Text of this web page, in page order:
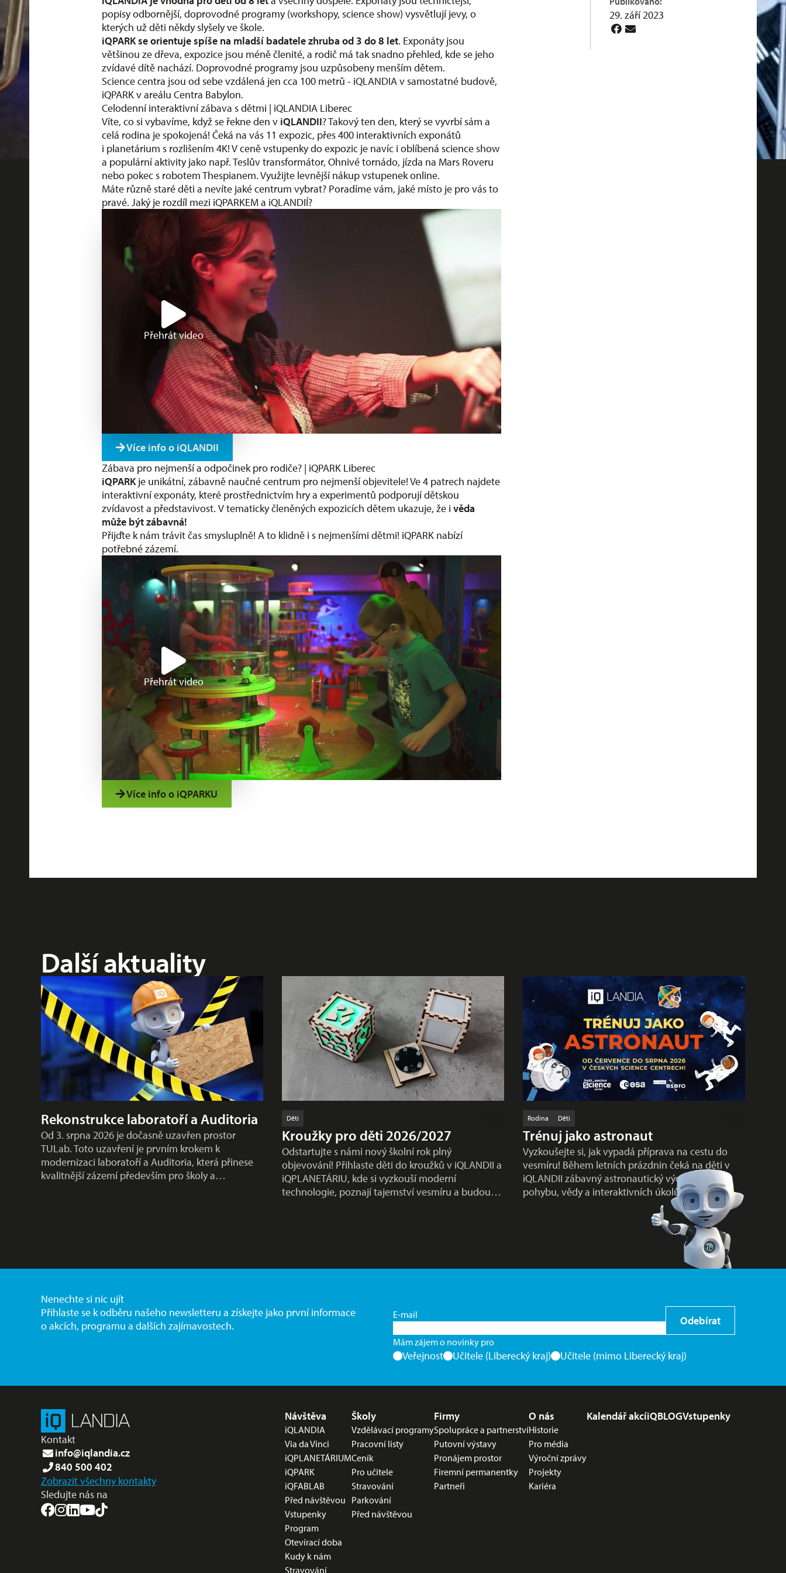
popisy odbornější, doprovodné programy (workshopy, science show) vysvětlují jevy, o
kterých už děti někdy slyšely ve škole.
iQPARK se orientuje spíše na mladší badatele zhruba od 3 do 8 let. Exponáty jsou
většinou ze dřeva, expozice jsou méně členité, a rodič má tak snadno přehled, kde se jeho
zvídavé dítě nachází. Doprovodné programy jsou uzpůsobeny menším dětem.
Science centra jsou od sebe vzdálená jen cca 100 metrů - iQLANDIA v samostatné budově,
iQPARK v areálu Centra Babylon.
Celodenní interaktivní zábava s dětmi | iQLANDIA Liberec
Víte, co si vybavíme, když se řekne den v iQLANDII? Takový ten den, který se vyvrbí sám a
celá rodina je spokojená! Čeká na vás 11 expozic, přes 400 interaktivních exponátů
i planetárium s rozlišením 4K! V ceně vstupenky do expozic je navíc i oblíbená science show
a populární aktivity jako např. Teslův transformátor, Ohnivé tornádo, jízda na Mars Roveru
nebo pokec s robotem Thespianem. Využijte levnější nákupvstupenek online.
Máte různě staré děti a nevíte jaké centrum vybrat? Poradíme vám, jaké místo je pro vás to
pravé. Jaký je rozdíl mezi iQPARKEM a iQLANDIÍ?
Přehrát video
Více info o iQLANDII
Zábava pro nejmenší a odpočinek pro rodiče? | iQPARK Liberec
iQPARKje unikátní, zábavně naučné centrum pro nejmenší objevitele! Ve 4 patrech najdete
interaktivní exponáty, které prostřednictvím hry a experimentů podporují dětskou
zvídavost a představivost. V tematicky členěných expozicích dětem ukazuje, že ivěda
může být zábavná!
Přijďte k nám trávit čas smysluplně! A to klidně i s nejmenšími dětmi! iQPARK nabízí
potřebné zázemí.
Přehrát video
Více info o iQPARKU
29. září 2023
Další aktuality
Rekonstrukce laboratoří a Auditoria
Od 3. srpna 2026 je dočasně uzavřen prostor
TULab. Toto uzavření je prvním krokem k
modernizaci laboratoří a Auditoria, která přinese
kvalitnější zázemí především pro školy a…
Děti
Kroužky pro děti 2026/2027
Odstartujte s námi nový školní rok plný
objevování! Přihlaste děti do kroužků v iQLANDII a
iQPLANETÁRIU, kde si vyzkouší moderní
technologie, poznají tajemství vesmíru a budou…
Rodina Děti
Trénuj jako astronaut
Vyzkoušejte si, jak vypadá příprava na cestu do
vesmíru! Během letních prázdnin čeká na děti v
iQLANDII zábavný astronautický výcvik plný
pohybu, vědy a interaktivních úkolů…
Nenechte si nic ujít
Přihlaste se k odběru našeho newsletteru a získejte jako první informace
o akcích, programu a dalších zajímavostech.
E-mail Odebírat
Mám zájem o novinky pro
Veřejnost Učitele (Liberecký kraj) Učitele (mimo Liberecký kraj)
Kontakt
info@iqlandia.cz
840 500 402
Zobrazit všechny kontakty
Sledujte nás na
Nabídka v zápatí
Návštěva
iQLANDIA
Via da Vinci
iQPLANETÁRIUM
iQPARK
iQFABLAB
Před návštěvou
Vstupenky
Program
Otevírací doba
Kudy k nám
Stravování
Školy
Vzdělávací programy
Pracovní listy
Ceník
Pro učitele
Stravování
Parkování
Před návštěvou
Firmy
Spolupráce a partnerství
Putovní výstavy
Pronájem prostor
Firemní permanentky
Partneři
O nás
Historie
Pro média
Výroční zprávy
Projekty
Kariéra
Kalendář akcíiQBLOGVstupenky